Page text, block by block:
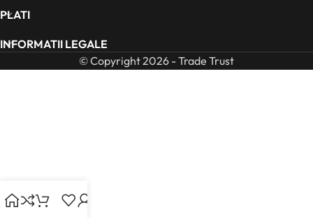
PLATI
INFORMATII LEGALE
© Copyright 2026 - Trade Trust